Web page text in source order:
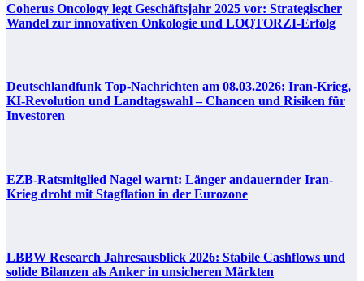
Coherus Oncology legt Geschäftsjahr 2025 vor: Strategischer
Wandel zur innovativen Onkologie und LOQTORZI-Erfolg
Deutschlandfunk Top-Nachrichten am 08.03.2026: Iran-Krieg,
KI-Revolution und Landtagswahl – Chancen und Risiken für
Investoren
EZB-Ratsmitglied Nagel warnt: Länger andauernder Iran-
Krieg droht mit Stagflation in der Eurozone
LBBW Research Jahresausblick 2026: Stabile Cashflows und
solide Bilanzen als Anker in unsicheren Märkten